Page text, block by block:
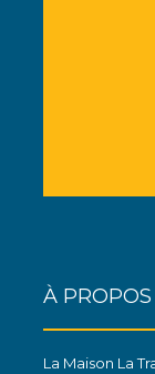
À
La Maison La